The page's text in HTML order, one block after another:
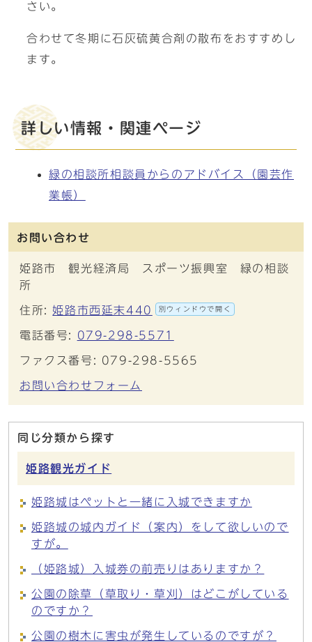
さい。
合わせて冬期に石灰硫黄合剤の散布をおすすめし
ます。
詳しい情報・関連ページ
緑の相談所相談員からのアドバイス（園芸作
業帳）
お問い合わせ
姫路市 観光経済局 スポーツ振興室 緑の相談
所
住所:姫路市西延末440 別ウィンドウで開く
電話番号: 079-298-5571
ファクス番号: 079-298-5565
お問い合わせフォーム
同じ分類から探す
姫路観光ガイド
姫路城はペットと一緒に入城できますか
姫路城の城内ガイド（案内）をして欲しいので
すが。
（姫路城）入城券の前売りはありますか？
公園の除草（草取り・草刈）はどこがしている
のですか？
公園の樹木に害虫が発生しているのですが？